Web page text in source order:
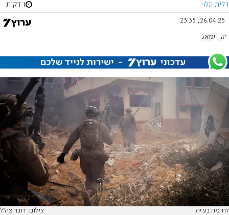
דלית הלוי 1 דקות
26.04.25, 23:35
עזה חמאס
לחימה בעזה צילום: דובר צה"ל